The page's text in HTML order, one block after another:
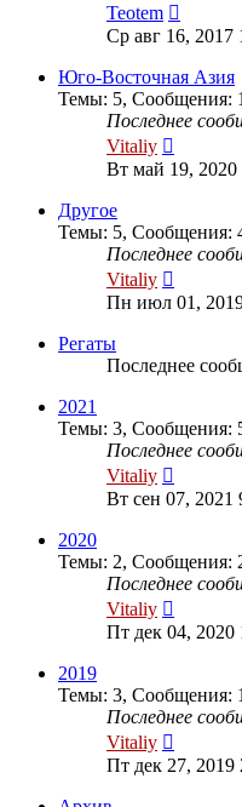
Teotem
к
Ср авг 16, 2017
Юго-Восточная Азия
Темы: 5, Сообщения:
Последнее
Vitaliy
к
Вт май 19, 2020
Другое
Темы: 5, Сообщения:
Последнее
Vitaliy
к
Пн июл 01,
Регаты
Последнее
2021
Темы: 3, Сообщения:
Последнее
Vitaliy
к
Вт сен 07, 2021
2020
Темы: 2, Сообщения:
Последнее
Vitaliy
к
Пт дек 04, 2020
2019
Темы: 3, Сообщения:
Последнее
Vitaliy
к
Пт дек 27, 2019